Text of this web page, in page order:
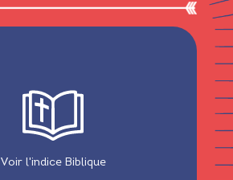
Voir l'indice Biblique